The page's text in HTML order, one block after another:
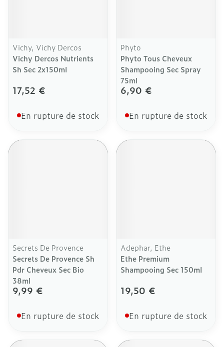
Vichy, Vichy Dercos
Vichy Dercos Nutrients
Sh Sec 2x150ml
17,52 €
En rupture de stock
Phyto
Phyto Tous Cheveux
Shampooing Sec Spray
75ml
6,90 €
En rupture de stock
Secrets De Provence
Secrets De Provence Sh
Pdr Cheveux Sec Bio
38ml
9,99 €
En rupture de stock
Adephar, Ethe
Ethe Premium
Shampooing Sec 150ml
19,50 €
En rupture de stock